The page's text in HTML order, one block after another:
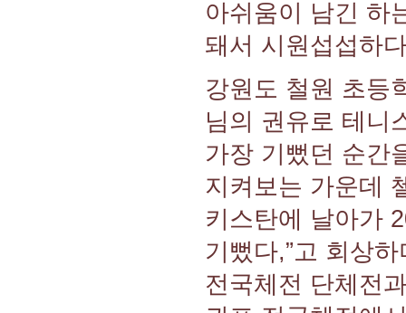
아쉬움이 남긴 하
돼서 시원섭섭하
강원도 철원 초등
님의 권유로 테니
가장 기뻤던 순간
지켜보는 가운데
키스탄에 날아가
기뻤다,”고 회상
전국체전 단체전